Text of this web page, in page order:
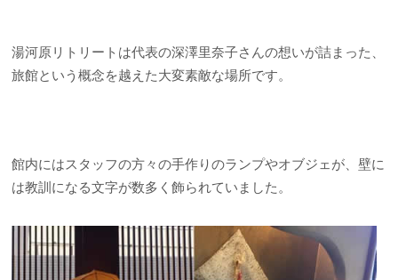
湯河原リトリートは代表の深澤里奈子さんの想いが詰まった、
旅館という概念を越えた大変素敵な場所です。
館内にはスタッフの方々の手作りのランプやオブジェが、壁に
は教訓になる文字が数多く飾られていました。